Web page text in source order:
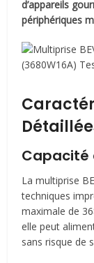
d’appareils
périphériques
Capacité
La multiprise
techniques
maximale de
elle peut
sans risque de